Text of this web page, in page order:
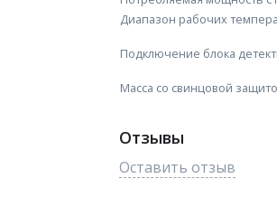
Диапазон рабочих
Подключение блока
Масса со свинцовой
Отзывы
Оставить отзыв